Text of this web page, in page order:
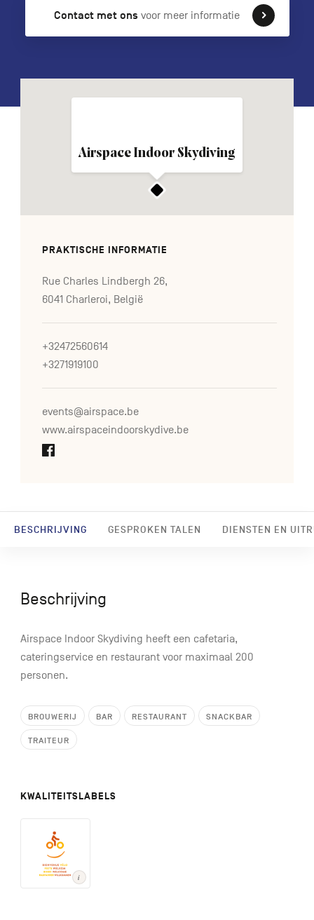
Contact met ons voor meer informatie
BESCHRIJVING GESPROKEN TALEN DIENSTEN EN
Airspace Indoor Skydiving
PRAKTISCHE INFORMATIE
Rue Charles Lindbergh 26,
6041 Charleroi, België
+32472560614
+3271919100
events@airspace.be
www.airspaceindoorskydive.be
Beschrijving
Airspace Indoor Skydiving heeft een cafetaria,
cateringservice en restaurant voor maximaal 200
personen.
BROUWERIJ BAR RESTAURANT SNACKBAR
TRAITEUR
KWALITEITSLABELS